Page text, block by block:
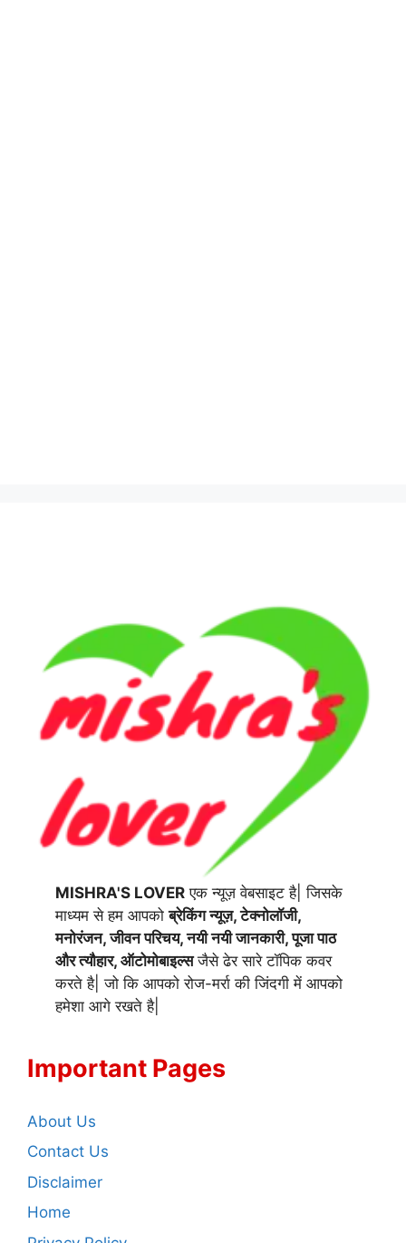
MISHRA'S LOVER एक न्यूज़ वेबसाइट है| जिसके
माध्यम से हम आपकोब्रेकिंग न्यूज़, टेक्नोलॉजी,
मनोरंजन, जीवन परिचय, नयी नयी जानकारी, पूजा पाठ
और त्यौहार, ऑटोमोबाइल्सजैसे ढेर सारे टॉपिक कवर
करते है| जो कि आपको रोज-मर्रा की जिंदगी में आपको
हमेशा आगे रखते है|
Important Pages
About Us
Contact Us
Disclaimer
Home